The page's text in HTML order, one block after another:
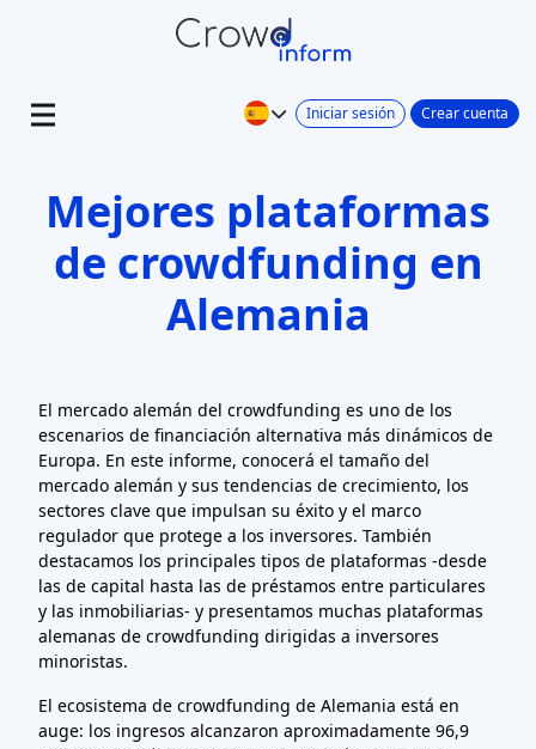
Iniciar sesión Crear cuenta
Mejores plataformas
de crowdfunding en
Alemania
El mercado alemán del crowdfunding es uno de los
escenarios de financiación alternativa más dinámicos de
Europa. En este informe, conocerá el tamaño del
mercado alemán y sus tendencias de crecimiento, los
sectores clave que impulsan su éxito y el marco
regulador que protege a los inversores. También
destacamos los principales tipos de plataformas -desde
las de capital hasta las de préstamos entre particulares
y las inmobiliarias- y presentamos muchas plataformas
alemanas de crowdfunding dirigidas a inversores
minoristas.
El ecosistema de crowdfunding de Alemania está en
auge: los ingresos alcanzaron aproximadamente 96,9